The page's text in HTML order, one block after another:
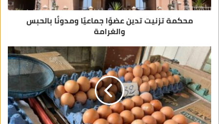
محكمة تزنيت تدين عضوًا جماعيًا ومدونًا بالحبس
والغرامة